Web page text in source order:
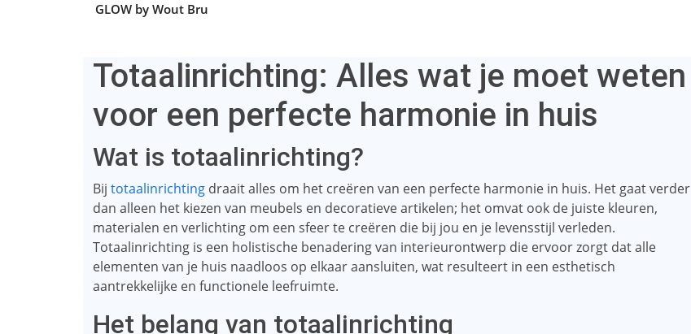
GLOW by Wout Bru
Totaalinrichting: Alles wat je moet weten
voor een perfecte harmonie in huis
Wat is totaalinrichting?
Bij totaalinrichting draait alles om het creëren van een perfecte harmonie in huis. Het gaat verder
dan alleen het kiezen van meubels en decoratieve artikelen; het omvat ook de juiste kleuren,
materialen en verlichting om een ​​sfeer te creëren die bij jou en je levensstijl verleden.
Totaalinrichting is een holistische benadering van interieurontwerp die ervoor zorgt dat alle
elementen van je huis naadloos op elkaar aansluiten, wat resulteert in een esthetisch
aantrekkelijke en functionele leefruimte.
Het belang van totaalinrichting